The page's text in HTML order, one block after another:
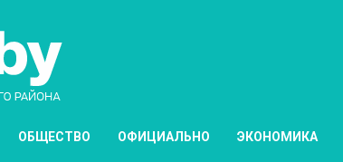
ОБЩЕСТВО ОФИЦИАЛЬНО ЭКОНОМИКА